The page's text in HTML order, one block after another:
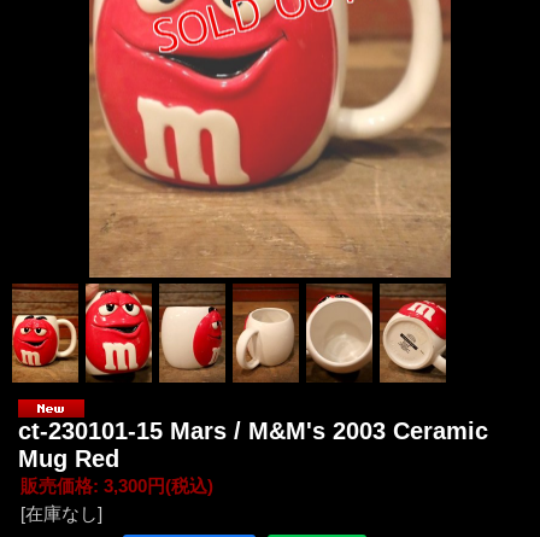
ct-230101-15 Mars / M&M's 2003 Ceramic
Mug Red
販売価格: 3,300円(税込)
[在庫なし]